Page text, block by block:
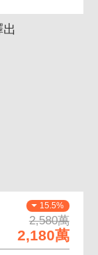
15.5%
2,580萬
2,180萬